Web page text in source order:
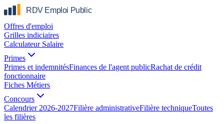
Offres d'emploi
Grilles indiciaires
Calculateur Salaire
Primes
Primes et indemnitésFinances de l'agent publicRachat de crédit
fonctionnaire
Fiches Métiers
Concours
Calendrier 2026-2027Filière administrativeFilière techniqueToutes
les filières